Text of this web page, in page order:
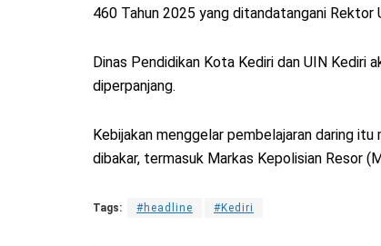
460 Tahun 2025 yang ditandatangani Rektor
Dinas Pendidikan Kota Kediri dan UIN Kediri
diperpanjang.
Kebijakan menggelar pembelajaran daring
dibakar, termasuk Markas Kepolisian Resor
Tags: #headline #Kediri